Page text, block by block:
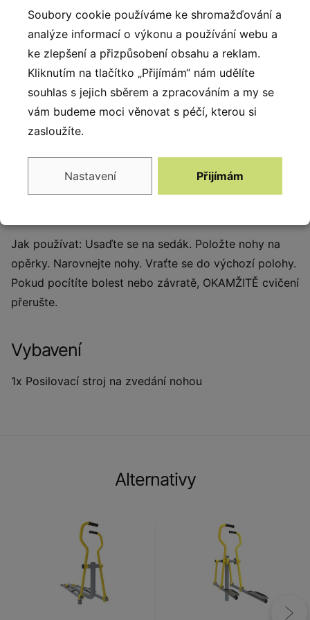
Popis produktu
Prvek je vyroben z odolné oceli s antikorozní
ochranou a práškovým nástřikem, což zaručuje
dlouhou životnost. Pevné spojení zajišťují nerezové
šrouby a matice. Fitness stroje jsou navrženy pro
použití ve venkovních fitness zónách, parcích či
odolných materiálů které zajišťují dlouhou životnost a
Jak používat: Usaďte se na sedák. Položte nohy na
opěrky. Narovnejte nohy. Vraťte se do výchozí polohy.
Pokud pocítíte bolest nebo závratě, OKAMŽITĚ cvičení
přerušte.
Vybavení
1x Posilovací stroj na zvedání nohou
Alternativy
Soubory cookie používáme ke shromažďování a
analýze informací o výkonu a používání webu a
ke zlepšení a přizpůsobení obsahu a reklam.
Kliknutím na tlačítko „Přijímám“ nám udělíte
souhlas s jejich sběrem a zpracováním a my se
vám budeme moci věnovat s péčí, kterou si
zasloužíte.
Nastavení Přijímám